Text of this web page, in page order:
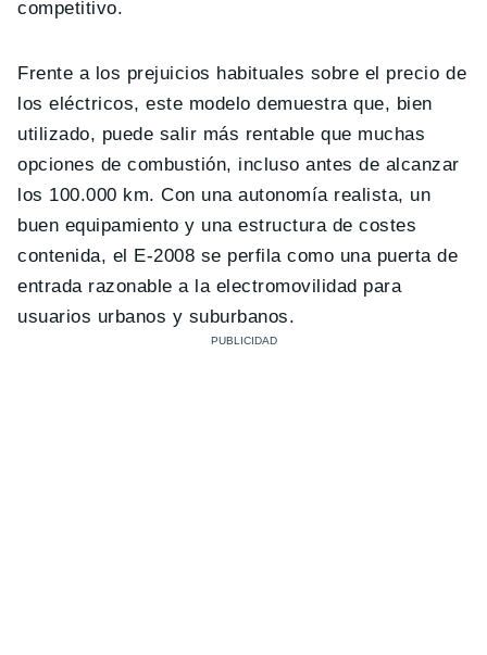
competitivo.
Frente a los prejuicios habituales sobre el precio de
los eléctricos, este modelo demuestra que, bien
utilizado, puede salir más rentable que muchas
opciones de combustión, incluso antes de alcanzar
los 100.000 km. Con una autonomía realista, un
buen equipamiento y una estructura de costes
contenida, el E-2008 se perfila como una puerta de
entrada razonable a la electromovilidad para
usuarios urbanos y suburbanos.